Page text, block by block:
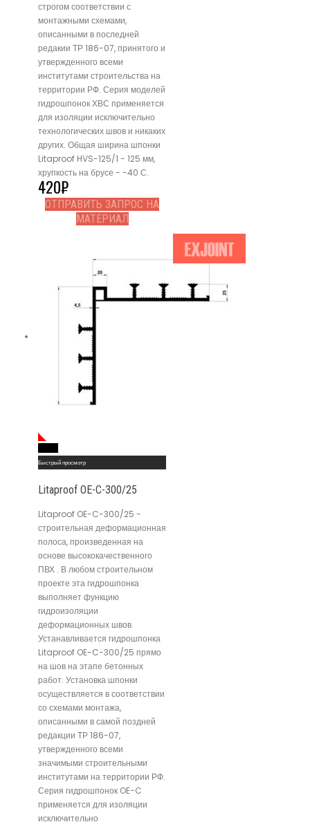
строгом соответствии с
монтажными схемами,
описанными в последней
редакии ТР 186-07, принятого и
утвержденного всеми
институтами строительства на
территории РФ. Серия моделей
гидрошпонок ХВС применяется
для изоляции исключительно
технологических швов и никаких
других. Общая ширина шпонки
Litaproof HVS-125/1 - 125 мм,
хрупкость на брусе - -40 С.
420₽
ОТПРАВИТЬ ЗАПРОС НА
МАТЕРИАЛ
Быстрый просмотр
Litaproof OE-C-300/25
Litaproof OE-C-300/25 -
строительная деформационная
полоса, произведенная на
основе высококачественного
ПВХ . В любом строительном
проекте эта гидрошпонка
выполняет функцию
гидроизоляции
деформационных швов.
Устанавливается гидрошпонка
Litaproof OE-C-300/25 прямо
на шов на этапе бетонных
работ. Установка шпонки
осуществляется в соответствии
со схемами монтажа,
описанными в самой поздней
редакции ТР 186-07,
утвержденного всеми
значимыми строительными
институтами на территории РФ.
Серия гидрошпонок OE-C
применяется для изоляции
исключительно